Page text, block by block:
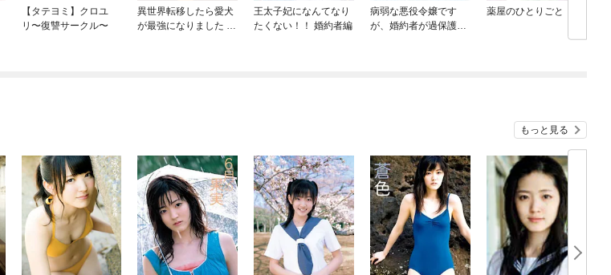
【タテヨミ】クロユ
リ〜復讐サークル〜
異世界転移したら愛犬
が最強になりました ～
王太子妃になんてなり
たくない！！ 婚約者編
病弱な悪役令嬢です
が、婚約者が過保護す
薬屋のひとりごと
もっと見る